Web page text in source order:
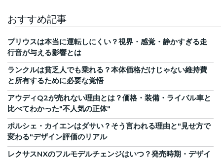
おすすめ記事
プリウスは本当に運転しにくい？視界・感覚・静かすぎる走
行音が与える影響とは
ランクルは貧乏人でも乗れる？本体価格だけじゃない維持費
と所有するために必要な覚悟
アウディQ2が売れない理由とは？価格・装備・ライバル車と
比べてわかった"不人気の正体"
ポルシェ・カイエンはダサい？そう言われる理由と"見せ方で
変わる"デザイン評価のリアル
レクサスNXのフルモデルチェンジはいつ？発売時期・デザイ